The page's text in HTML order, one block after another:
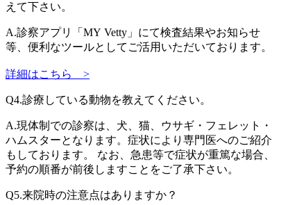
えて下さい。
A.診察アプリ「MY Vetty」にて検査結果やお知らせ
等、便利なツールとしてご活用いただいております。
詳細はこちら >
Q4.診療している動物を教えてください。
A.現体制での診察は、犬、猫、ウサギ・フェレット・
ハムスターとなります。症状により専門医へのご紹介
もしております。 なお、急患等で症状が重篤な場合、
予約の順番が前後しますことをご了承下さい。
Q5.来院時の注意点はありますか？